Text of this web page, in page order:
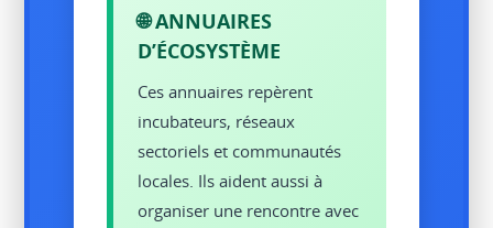
🌐 ANNUAIRES
D’ÉCOSYSTÈME
Ces annuaires repèrent
incubateurs, réseaux
sectoriels et communautés
locales. Ils aident aussi à
organiser une rencontre avec